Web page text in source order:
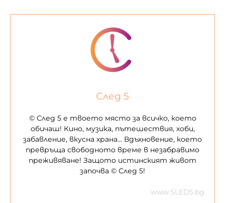
След 5
© След 5 е твоето място за всичко, което
обичаш! Кино, музика, пътешествия, хоби,
забавление, вкусна храна… Вдъхновение, което
превръща свободното време в незабравимо
преживяване! Защото истинският живот
започва © След 5!
www.SLED5.bg